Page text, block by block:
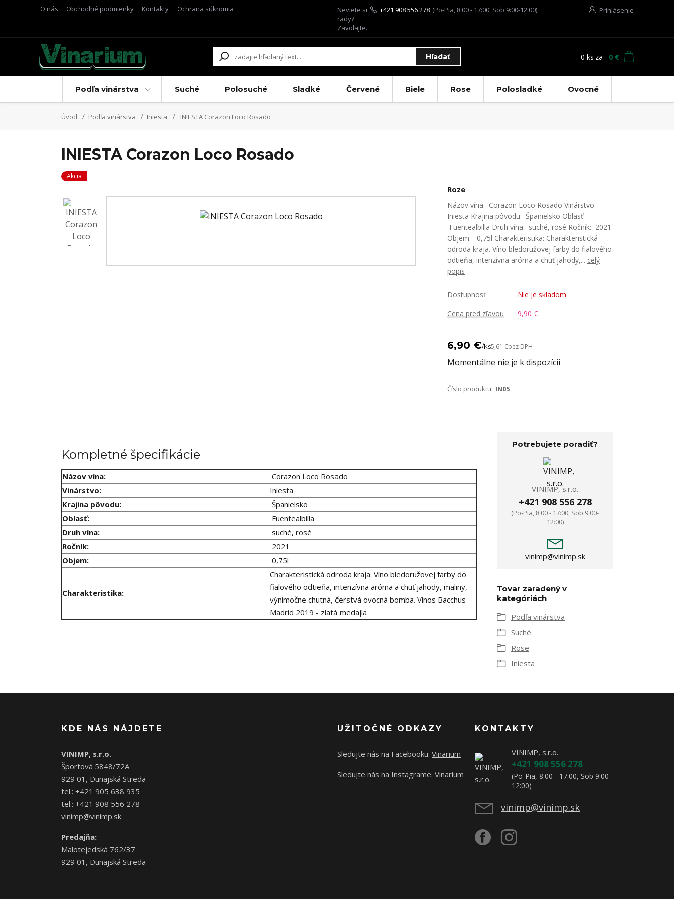
O nás Obchodné podmienky Kontakty Ochrana súkromia Prihlásenie
Hľadať
Neviete si
rady?
Zavolajte.
+421 908 556 278 (Po-Pia, 8:00 - 17:00, Sob 9:00-12:00)
0 ks za 0 €
Podľa vinárstva Suché Polosuché Sladké Červené Biele Rose Polosladké Ovocné
Úvod Podľa vinárstva Iniesta INIESTA Corazon Loco Rosado
INIESTA Corazon Loco Rosado
Akcia
Roze
Názov vína: Corazon Loco Rosado Vinárstvo:
Iniesta Krajina pôvodu: Španielsko Oblasť:
Fuentealbilla Druh vína: suché, rosé Ročník: 2021
Objem: 0,75l Charakteristika: Charakteristická
odroda kraja. Víno bledoružovej farby do fialového
odtieňa, intenzívna aróma a chuť jahody,... celý
popis
Dostupnosť
Nie je skladom
Cena pred zľavou
9,90 €
6,90 €/ks5,61 €bez DPH
Momentálne nie je k dispozícii
Číslo produktu: IN05
Kompletné špecifikácie
Názov vína:
Corazon Loco Rosado
Vinárstvo:
Iniesta
Krajina pôvodu:
Španielsko
Oblasť:
Fuentealbilla
Druh vína:
suché, rosé
Ročník:
2021
Objem:
0,75l
Charakteristika:
Charakteristická odroda kraja. Víno bledoružovej farby do
fialového odtieňa, intenzívna aróma a chuť jahody, maliny,
výnimočne chutná, čerstvá ovocná bomba. Vinos Bacchus
Madrid 2019 - zlatá medajla
Potrebujete poradiť?
VINIMP, s.r.o.
+421 908 556 278
(Po-Pia, 8:00 - 17:00, Sob 9:00-
12:00)
vinimp@vinimp.sk
Tovar zaradený v
kategóriách
Podľa vinárstva
Suché
Rose
Iniesta
KDE NÁS NÁJDETE
VINIMP, s.r.o.
Športová 5848/72A
929 01, Dunajská Streda
tel.: +421 905 638 935
tel.: +421 908 556 278
vinimp@vinimp.sk
Predajňa:
Malotejedská 762/37
929 01, Dunajská Streda
UŽITOČNÉ ODKAZY
Sledujte nás na Facebooku: Vinarium
Sledujte nás na Instagrame: Vinarium
KONTAKTY
VINIMP, s.r.o.
+421 908 556 278
(Po-Pia, 8:00 - 17:00, Sob 9:00-
12:00)
vinimp@vinimp.sk